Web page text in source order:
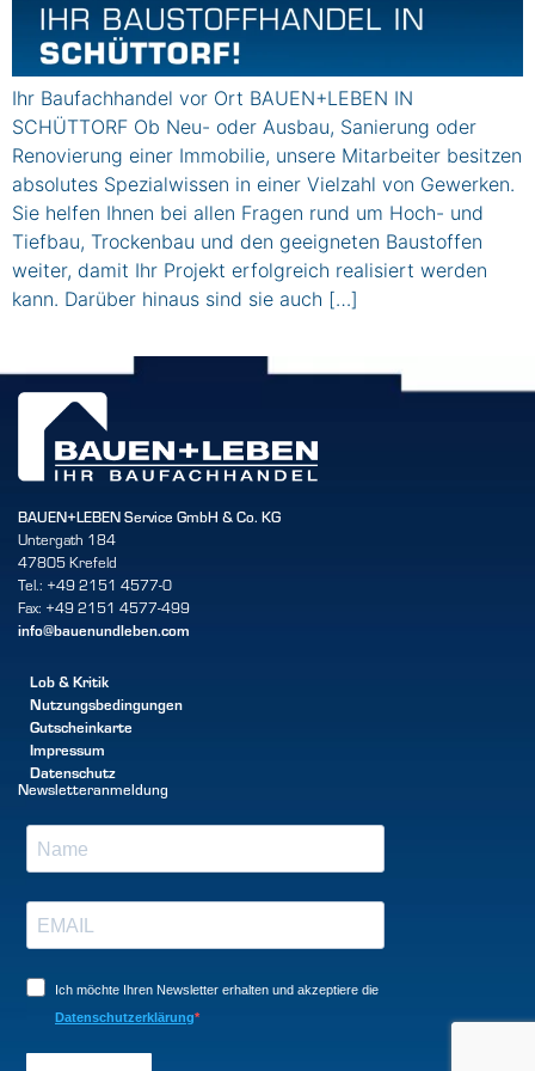
Ihr Baufachhandel vor Ort BAUEN+LEBEN IN
SCHÜTTORF Ob Neu- oder Ausbau, Sanierung oder
Renovierung einer Immobilie, unsere Mitarbeiter besitzen
absolutes Spezialwissen in einer Vielzahl von Gewerken.
Sie helfen Ihnen bei allen Fragen rund um Hoch- und
Tiefbau, Trockenbau und den geeigneten Baustoffen
weiter, damit Ihr Projekt erfolgreich realisiert werden
kann. Darüber hinaus sind sie auch […]
BAUEN+LEBEN Service GmbH & Co. KG
Untergath 184
47805 Krefeld
Tel.: +49 2151 4577-0
Fax: +49 2151 4577-499
info@bauenundleben.com
Lob & Kritik
Nutzungsbedingungen
Gutscheinkarte
Impressum
Datenschutz
Newsletteranmeldung
Ich möchte Ihren Newsletter erhalten und akzeptiere die
Datenschutzerklärung